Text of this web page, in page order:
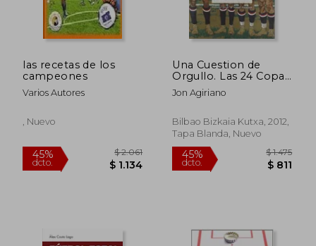
dcto.
las recetas de los
campeones
Varios Autores
, Nuevo
Una Cuestion de
Orgullo. Las 24 Copas
del Athletic Club
(1902-192 4)
Jon Agiriano
Bilbao Bizkaia Kutxa, 2012,
Tapa Blanda, Nuevo